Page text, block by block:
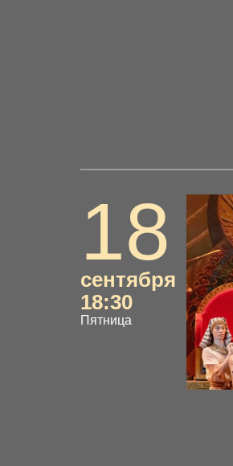
18
сентября
18:30
Пятница